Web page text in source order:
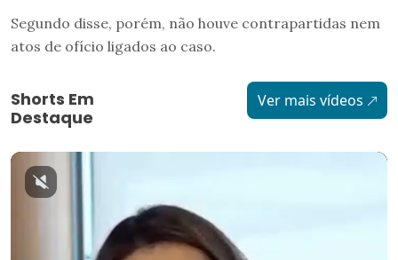
Segundo disse, porém, não houve contrapartidas nem
atos de ofício ligados ao caso.
Shorts Em
Destaque
Ver mais vídeos